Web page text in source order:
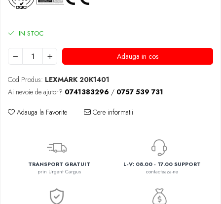
IN STOC
Adauga in cos
Cod Produs: LEXMARK 20K1401
Ai nevoie de ajutor? 0741383296 / 0757 539 731
Adauga la Favorite Cere informatii
TRANSPORT GRATUIT
prin Urgent Cargus
L-V: 08.00 - 17.00 SUPPORT
contacteaza-ne